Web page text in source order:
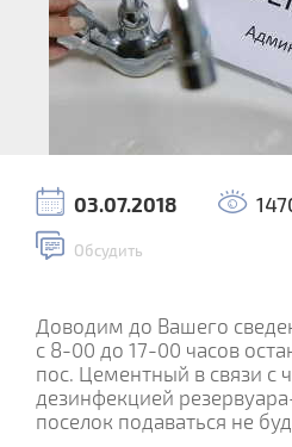
03.07.2018
Обсудить
Доводим до Вашего
с 8-00 до 17-00 часов
пос. Цементный в связи с
дезинфекцией
поселок подаваться не